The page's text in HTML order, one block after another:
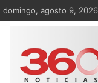
Saltar
al
domingo, agosto 9, 2026